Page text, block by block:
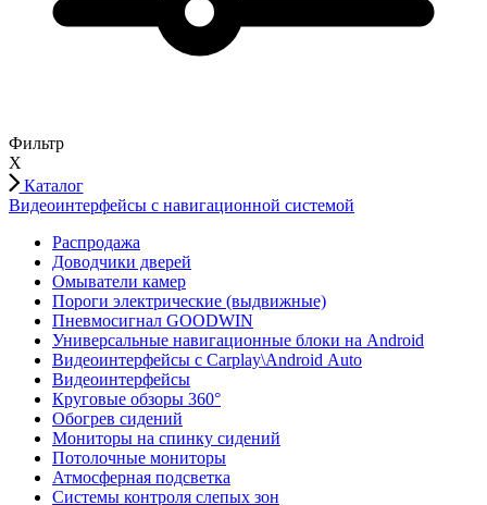
Фильтр
X
Каталог
Видеоинтерфейсы с навигационной системой
Распродажа
Доводчики дверей
Омыватели камер
Пороги электрические (выдвижные)
Пневмосигнал GOODWIN
Универсальные навигационные блоки на Android
Видеоинтерфейсы с Carplay\Android Auto
Видеоинтерфейсы
Круговые обзоры 360°
Обогрев сидений
Мониторы на спинку сидений
Потолочные мониторы
Атмосферная подсветка
Системы контроля слепых зон